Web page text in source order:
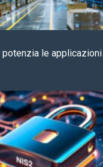
potenzia le